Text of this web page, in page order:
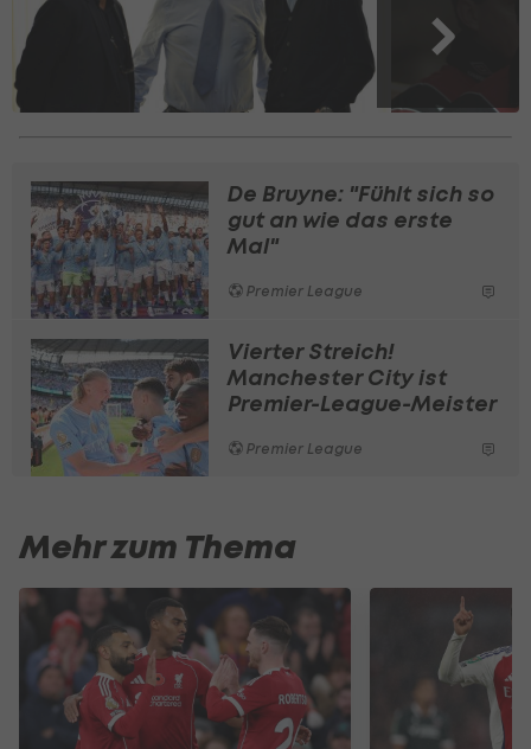
De Bruyne: "Fühlt sich so
gut an wie das erste
Mal"
Premier League
Vierter Streich!
Manchester City ist
Premier-League-Meister
Premier League
Mehr zum Thema